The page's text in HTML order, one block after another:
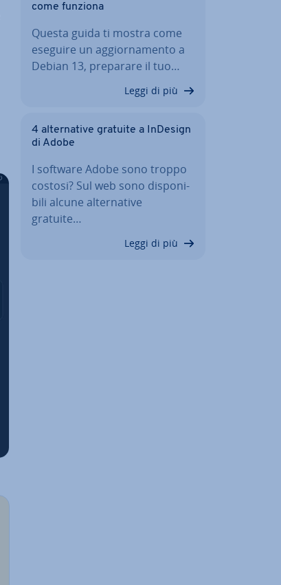
come funziona
Questa guida ti mostra come
eseguire un ag­gior­na­men­to a
Debian 13, preparare il tuo…
Leggi di più
4 al­ter­na­ti­ve gratuite a InDesign
di Adobe
I software Adobe sono troppo
costosi? Sul web sono di­spo­ni­
bi­li alcune al­ter­na­ti­ve
gratuite…
Leggi di più